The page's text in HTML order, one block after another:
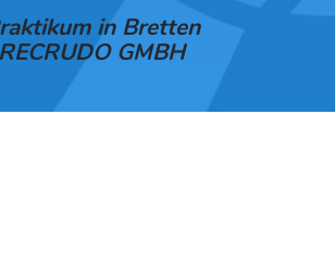
in Bretten
RECRUDO GMBH